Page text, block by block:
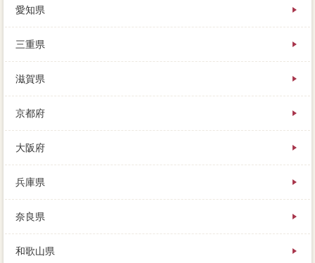
愛知県
三重県
滋賀県
京都府
大阪府
兵庫県
奈良県
和歌山県